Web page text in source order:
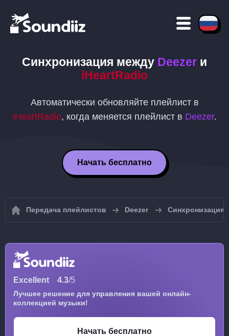
Синхронизация между Deezer и
iHeartRadio
Автоматически обновляйте плейлист в
iHeartRadio, когда меняется плейлист в Deezer.
Начать бесплатно
Передача плейлистов Deezer Синхронизация
Excellent 4.3/5
Лучшее решение для управления вашей онлайн-
коллекцией музыки!
Начать бесплатно